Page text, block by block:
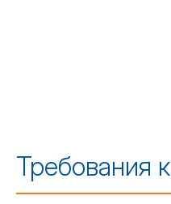
Требования к